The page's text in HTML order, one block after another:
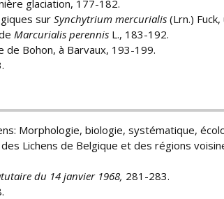
glaciation, 177-182.
surSynchytrium mercurialis(Lrn.) Fuck,
Marcurialis perennis L., 183-192.
de Bohon, à Barvaux, 193-199.
Morphologie, biologie, systématique,
Lichens de Belgique et des régions
du 14 janvier 1968, 281-283.